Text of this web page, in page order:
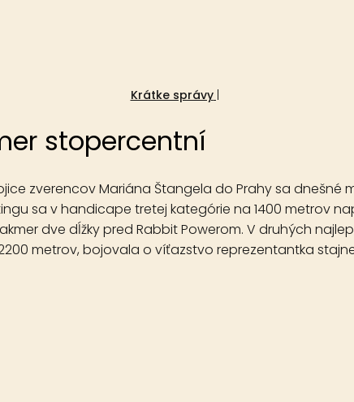
Krátke správy
stopercentní
zverencov Mariána Štangela do Prahy sa
sa v handicape tretej kategórie na 1400 metrov
dve dĺžky pred Rabbit Powerom. V druhých
metrov, bojovala o víťazstvo reprezentantka